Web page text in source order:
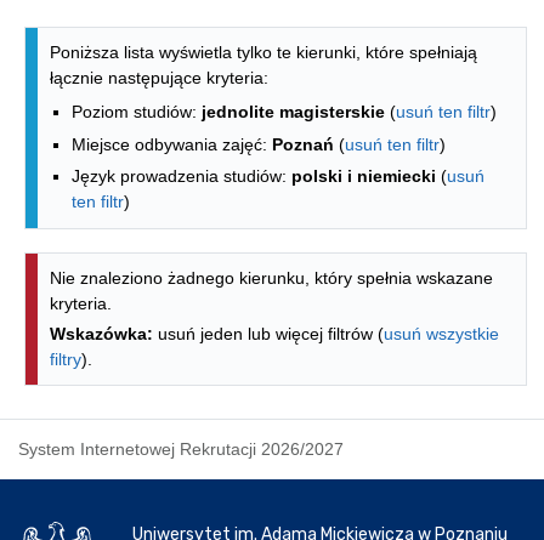
Lista kierunków - spis według
Poniższa lista wyświetla tylko te kierunki, które spełniają
łącznie następujące kryteria:
Poziom studiów: jednolite magisterskie (usuń ten filtr)
Miejsce odbywania zajęć: Poznań (usuń ten filtr)
Język prowadzenia studiów: polski i niemiecki (usuń
ten filtr)
Nie znaleziono żadnego kierunku, który spełnia wskazane
kryteria.
Wskazówka: usuń jeden lub więcej filtrów (usuń wszystkie
filtry).
System Internetowej Rekrutacji 2026/2027
Uniwersytet im. Adama Mickiewicza w Poznaniu